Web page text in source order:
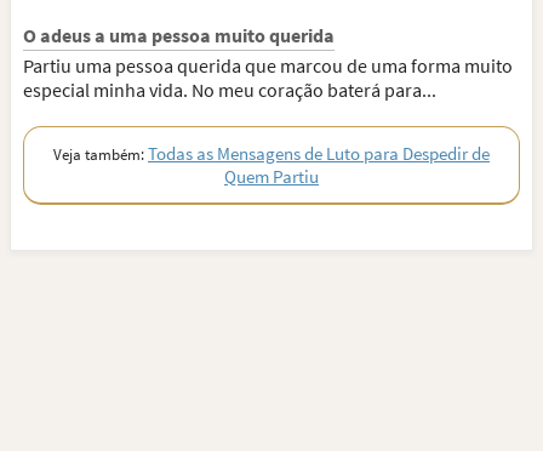
O adeus a uma pessoa muito querida
Partiu uma pessoa querida que marcou de uma forma muito
especial minha vida. No meu coração baterá para...
Veja também:Todas as Mensagens de Luto para Despedir de
Quem Partiu